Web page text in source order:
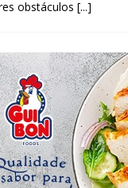
obstáculos [...]